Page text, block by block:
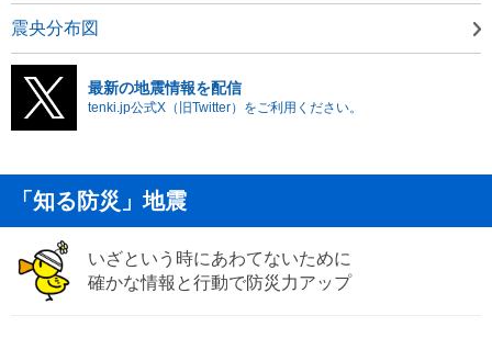
震央分布図
最新の地震情報を配信
tenki.jp公式X（旧Twitter）をご利用ください。
「知る防災」地震
いざという時にあわてないために
確かな情報と行動で防災力アップ